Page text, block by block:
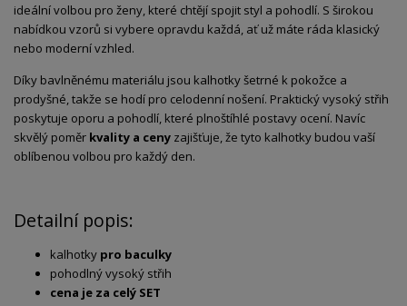
ideální volbou pro ženy, které chtějí spojit styl a pohodlí. S širokou
nabídkou vzorů si vybere opravdu každá, ať už máte ráda klasický
nebo moderní vzhled.
Díky bavlněnému materiálu jsou kalhotky šetrné k pokožce a
prodyšné, takže se hodí pro celodenní nošení. Praktický vysoký střih
poskytuje oporu a pohodlí, které plnoštíhlé postavy ocení. Navíc
skvělý poměr kvality a ceny zajišťuje, že tyto kalhotky budou vaší
oblíbenou volbou pro každý den.
Detailní popis:
kalhotky pro baculky
pohodlný vysoký střih
cena je za celý SET